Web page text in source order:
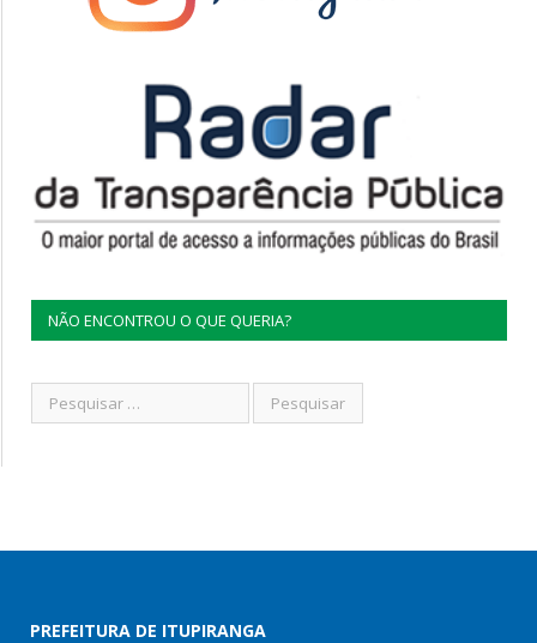
NÃO ENCONTROU O QUE QUERIA?
PREFEITURA DE ITUPIRANGA